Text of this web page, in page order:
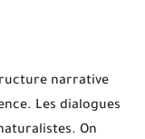
narrative
Les dialogues
On